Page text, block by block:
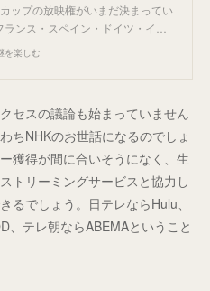
ップの放映権がいまだ決まってい
ンス・スペイン・ドイツ・イ…
を楽しむ
セスの議論も始まっていません
ちNHKのお世話になるのでしょ
獲得が間に合いそうになく、生
トリーミングサービスと協力し
るでしょう。日テレならHulu、
、テレ朝ならABEMAということ